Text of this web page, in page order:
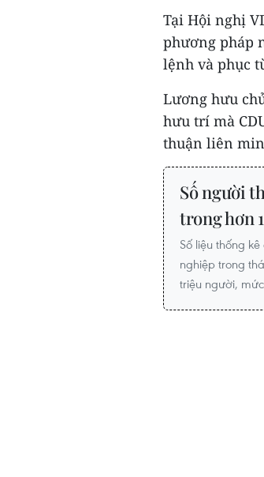
Tại Hội nghị
phương pháp
lệnh và phục
Lương hưu
hưu trí mà
thuận liên
Số người
trong hơn
Số liệu thống
nghiệp trong
triệu người,